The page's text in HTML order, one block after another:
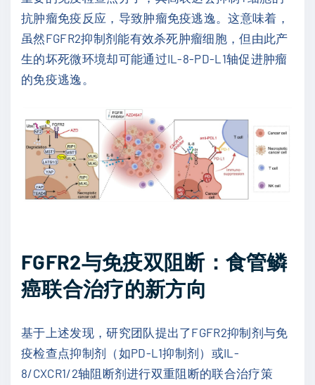
抗肿瘤免疫反应，导致肿瘤免疫逃逸。这意味着，
虽然FGFR2抑制剂能有效杀死肿瘤细胞，但由此产
生的坏死微环境却可能通过IL-8-PD-L1轴促进肿瘤
的免疫逃逸。
FGFR2与免疫双阻断：食管鳞
癌联合治疗的新方向
基于上述发现，研究团队提出了FGFR2抑制剂与免
疫检查点抑制剂（如PD-L1抑制剂）或IL-
8/CXCR1/2轴阻断剂进行双重阻断的联合治疗策